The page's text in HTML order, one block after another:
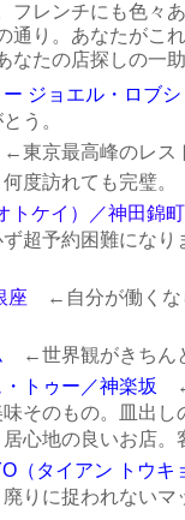
フレンチにも色々
通り。あなたがこ
なたの店探しの一
ジョエル・ロブシ
う。
東京最高峰のレス
度訪れても完璧。
トケイ）／神田錦町
超予約困難になり
座 ←自分が働くな
←世界観がきちん
トゥー／神楽坂 ←
そのもの。皿出し
心地の良いお店。
（タイアン トウキ
に捉われないマ